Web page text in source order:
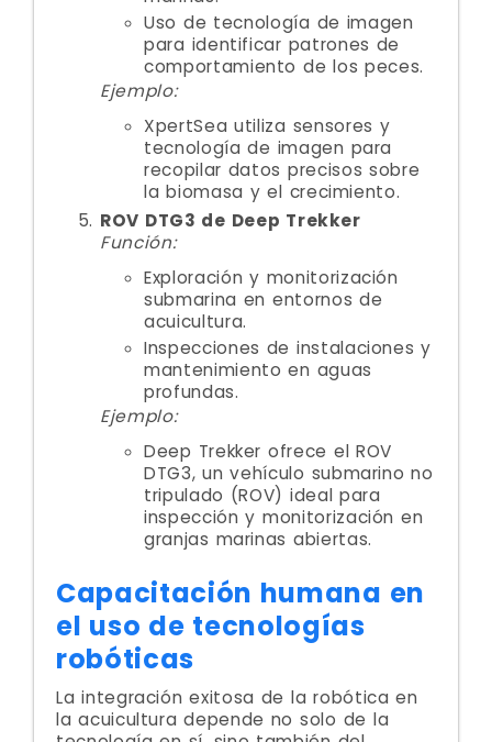
Uso de tecnología de imagen
para identificar patrones de
comportamiento de los peces.
Ejemplo:
XpertSea utiliza sensores y
tecnología de imagen para
recopilar datos precisos sobre
la biomasa y el crecimiento.
ROV DTG3 de Deep Trekker
Función:
Exploración y monitorización
submarina en entornos de
acuicultura.
Inspecciones de instalaciones y
mantenimiento en aguas
profundas.
Ejemplo:
Deep Trekker ofrece el ROV
DTG3, un vehículo submarino no
tripulado (ROV) ideal para
inspección y monitorización en
granjas marinas abiertas.
Capacitación humana en
el uso de tecnologías
robóticas
La integración exitosa de la robótica en
la acuicultura depende no solo de la